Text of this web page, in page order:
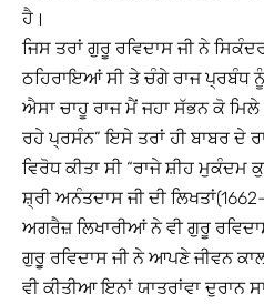
ਹੈ।
ਜਿਸ ਤਰਾਂ ਗੁਰੂ ਰਵਿਦਾਸ ਜੀ ਨੇ
ਠਹਿਰਾਇਆਂ ਸੀ ਤੇ ਚੰਗੇ ਰਾਜ
ਐਸਾ ਚਾਹੂ ਰਾਜ ਮੈਂ ਜਹਾ ਸੱਭਨ ਕੋ
ਰਹੇ ਪ੍ਰਸੰਨ” ਇਸੇ ਤਰਾਂ ਹੀ ਬਾਬਰ ਦੇ
ਵਿਰੋਧ ਕੀਤਾ ਸੀ “ਰਾਜੇ ਸ਼ੀਹ ਮੁਕੰਦਮ
ਸ਼੍ਰੀ ਅਨੰਤਦਾਸ ਜੀ ਦੀ
ਅਗਰੈਜ਼ ਲਿਖਾਰੀਆਂ ਨੇ ਵੀ ਗੁਰੂ
ਗੁਰੂੁ ਰਵਿਦਾਸ ਜੀ ਨੇ ਆਪਣੇ ਜੀਵਨ
ਵੀ ਕੀਤੀਆ ਇਨਾਂ ਯਾਤਰਾਂਵਾ ਦੁਰਾਨ